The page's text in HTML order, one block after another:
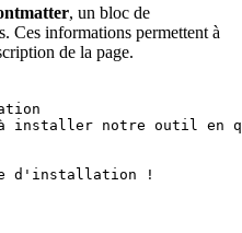
, un bloc de
Ces informations permettent à
de la page.
à installer notre outil en
d'installation !